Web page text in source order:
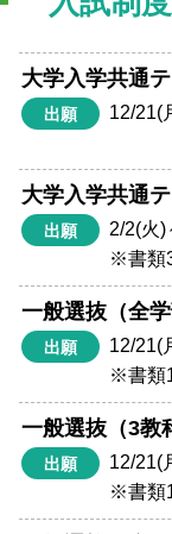
大学入学共通
出願 12/21(
大学入学共通
出願
2/2(火)
※書類
一般選抜（全学
出願
12/21(
※書類
一般選抜（3教
出願
12/21(
※書類